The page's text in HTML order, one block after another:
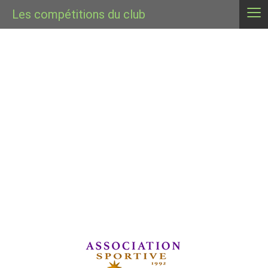
Les compétitions du club ≡